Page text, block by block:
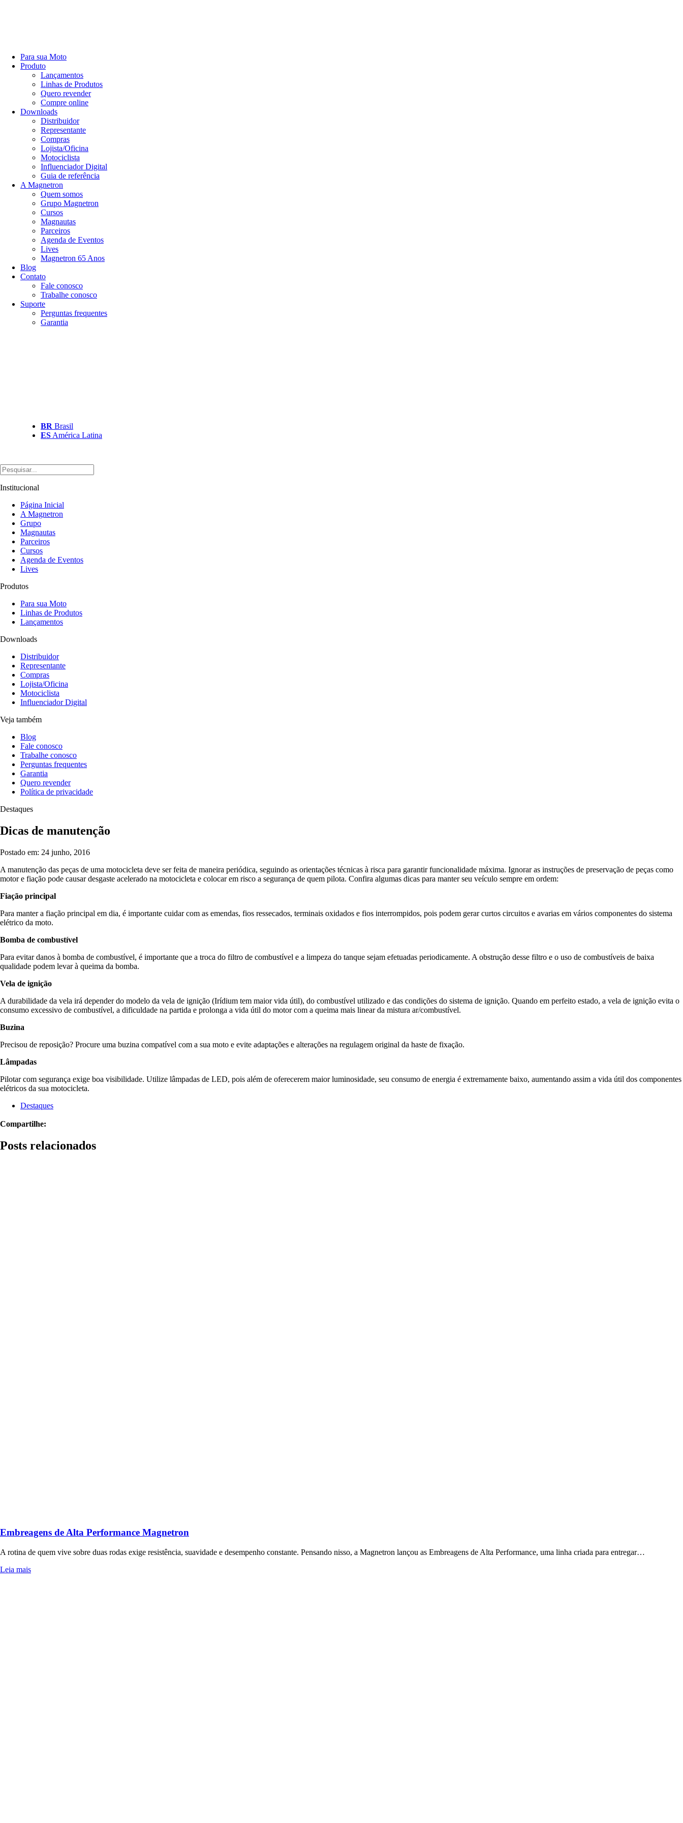
Para sua Moto
Produto
Lançamentos
Linhas de Produtos
Quero revender
Compre online
Downloads
Distribuidor
Representante
Compras
Lojista/Oficina
Motociclista
Influenciador Digital
Guia de referência
A Magnetron
Quem somos
Grupo Magnetron
Cursos
Magnautas
Parceiros
Agenda de Eventos
Lives
Magnetron 65 Anos
Blog
Contato
Fale conosco
Trabalhe conosco
Suporte
Perguntas frequentes
Garantia
BR Brasil
ES América Latina
Institucional
Página Inicial
A Magnetron
Grupo
Magnautas
Parceiros
Cursos
Agenda de Eventos
Lives
Produtos
Para sua Moto
Linhas de Produtos
Lançamentos
Downloads
Distribuidor
Representante
Compras
Lojista/Oficina
Motociclista
Influenciador Digital
Veja também
Blog
Fale conosco
Trabalhe conosco
Perguntas frequentes
Garantia
Quero revender
Política de privacidade
Destaques
Dicas de manutenção
Postado em: 24 junho, 2016
A manutenção das peças de uma motocicleta deve ser feita de maneira periódica, seguindo as orientações técnicas à risca para garantir funcionalidade máxima. Ignorar as instruções de preservação de peças como
motor e fiação pode causar desgaste acelerado na motocicleta e colocar em risco a segurança de quem pilota. Confira algumas dicas para manter seu veículo sempre em ordem:
Fiação principal
Para manter a fiação principal em dia, é importante cuidar com as emendas, fios ressecados, terminais oxidados e fios interrompidos, pois podem gerar curtos circuitos e avarias em vários componentes do sistema
elétrico da moto.
Bomba de combustível
Para evitar danos à bomba de combustível, é importante que a troca do filtro de combustível e a limpeza do tanque sejam efetuadas periodicamente. A obstrução desse filtro e o uso de combustíveis de baixa
qualidade podem levar à queima da bomba.
Vela de ignição
A durabilidade da vela irá depender do modelo da vela de ignição (Irídium tem maior vida útil), do combustível utilizado e das condições do sistema de ignição. Quando em perfeito estado, a vela de ignição evita o
consumo excessivo de combustível, a dificuldade na partida e prolonga a vida útil do motor com a queima mais linear da mistura ar/combustível.
Buzina
Precisou de reposição? Procure uma buzina compatível com a sua moto e evite adaptações e alterações na regulagem original da haste de fixação.
Lâmpadas
Pilotar com segurança exige boa visibilidade. Utilize lâmpadas de LED, pois além de oferecerem maior luminosidade, seu consumo de energia é extremamente baixo, aumentando assim a vida útil dos componentes
elétricos da sua motocicleta.
Destaques
Compartilhe:
Posts relacionados
Embreagens de Alta Performance Magnetron
A rotina de quem vive sobre duas rodas exige resistência, suavidade e desempenho constante. Pensando nisso, a Magnetron lançou as Embreagens de Alta Performance, uma linha criada para entregar…
Leia mais